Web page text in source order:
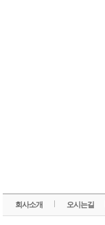
회사소개 오시는길